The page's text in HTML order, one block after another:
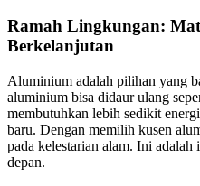
Ramah Lingkungan:
Berkelanjutan
Aluminium adalah pilihan yang
aluminium bisa didaur ulang
membutuhkan lebih sedikit
baru. Dengan memilih kusen
pada kelestarian alam. Ini adalah
depan.